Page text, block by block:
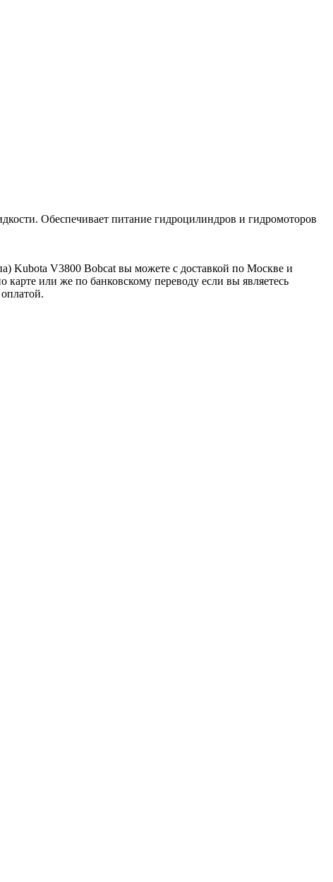
Обеспечивает питание гидроцилиндров и гидромоторов
Kubota V3800 Bobcat вы можете с доставкой по Москве и
или же по банковскому переводу если вы являетесь